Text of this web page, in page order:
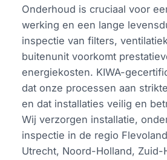
Onderhoud is cruciaal voor
werking en een lange
inspectie van filters,
buitenunit voorkomt
energiekosten. KIWA-
dat onze processen aan
en dat installaties veilig en
Wij verzorgen installatie,
inspectie in de regio
Utrecht, Noord-Holland, Zuid-